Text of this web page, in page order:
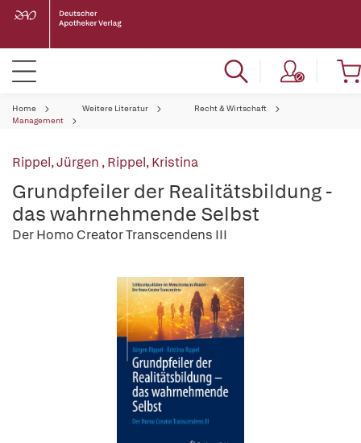
Home Weitere Literatur
Recht & Wirtschaft
Management
Rippel, Jürgen ,Rippel, Kristina
Grundpfeiler der Realitätsbildung -
das wahrnehmende Selbst
Der Homo Creator Transcendens III